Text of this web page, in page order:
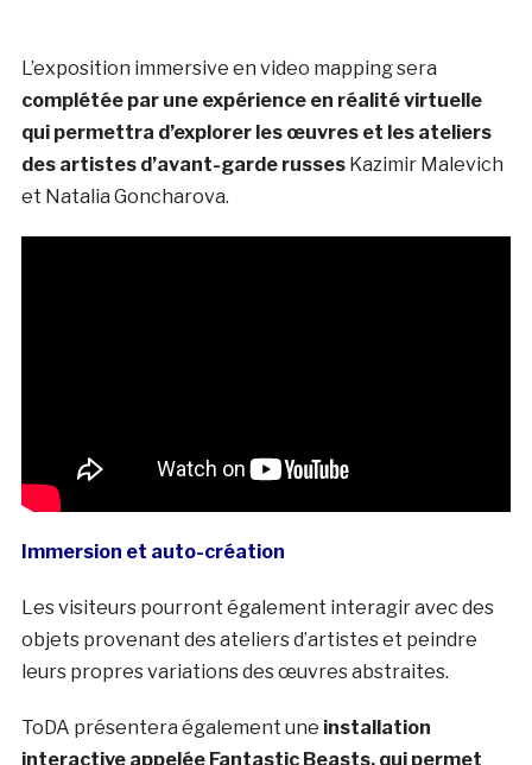
L’exposition immersive en video mapping sera
complétée par une expérience en réalité virtuelle
qui permettra d’explorer les œuvres et les ateliers
des artistes d’avant-garde russesKazimir Malevich
et Natalia Goncharova.
Immersion et auto-création
Les visiteurs pourront également interagir avec des
objets provenant des ateliers d’artistes et peindre
leurs propres variations des œuvres abstraites.
ToDA présentera également une installation
interactive appelée Fantastic Beasts, qui permet